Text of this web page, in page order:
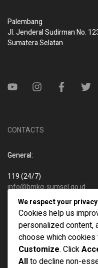
Palembang
Jl. Jenderal Sudirman No.
Sumatera Selatan
CONTACTS
General:
119 (24/7)
info@bmkg-sumsel.go.id
New business:
119 (24/7)
info@bmkg-sumsel.go.id
We respect your privacy
Cookies help us
personalized content,
choose which
Customize. Click
Allto decline non-